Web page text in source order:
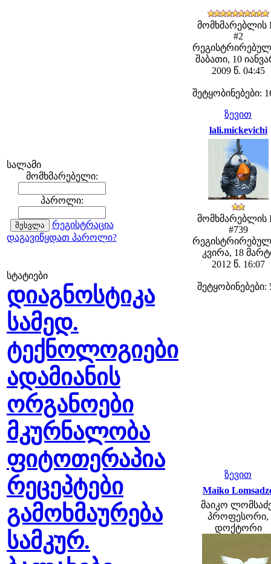
სალამი
მომხმარებელი:
პაროლი:
რეგისტრაცია
დაგავიწყდათ პაროლი?
სტატიები
დიაგნოსტიკა
სამედ.
ტექნოლოგიები
ადამიანის
ორგანოები
მკურნალობა
ფიტოთერაპია
რეცეპტები
გამოხმაურება
სამკურ.
მომხმარებლის
#2
შაბათი, 10
2009 წ. 04:45
შეტყობინებები:
ზევით
lali.mickevichi
მომხმარებლის
#739
კვირა, 18
2012 წ. 16:07
შეტყობინებები:
ზევით
Maiko
მაიკო
პროფესორი,
დოქტორი